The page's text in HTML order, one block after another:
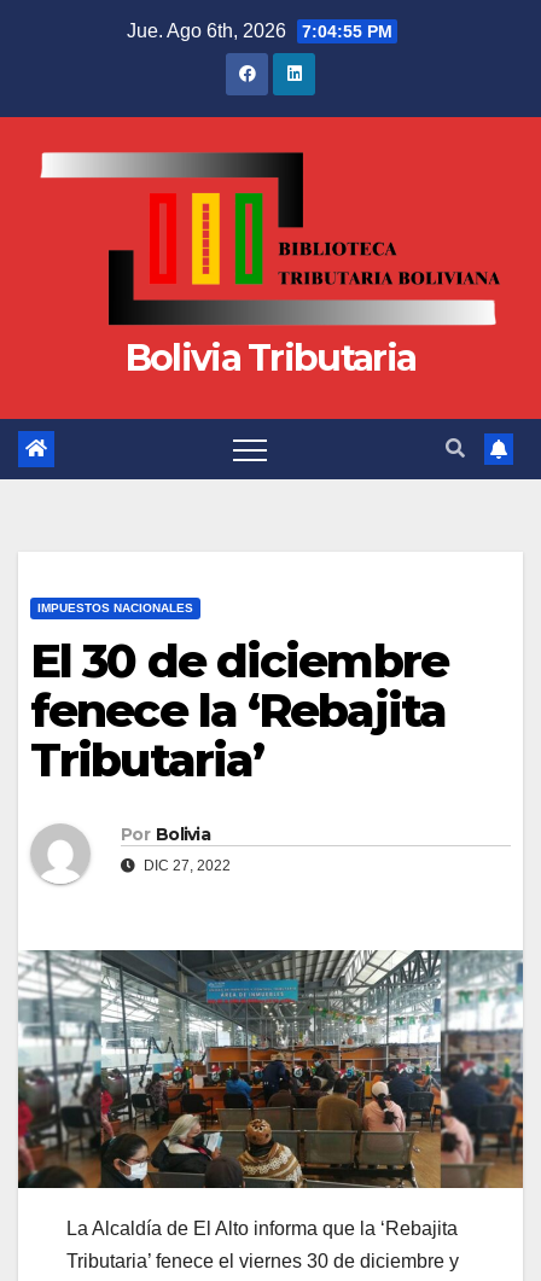
Jue. Ago 6th, 2026 7:04:56 PM
Bolivia Tributaria
IMPUESTOS NACIONALES
El 30 de diciembre
fenece la ‘Rebajita
Tributaria’
Por Bolivia
DIC 27, 2022
La Alcaldía de El Alto informa que la ‘Rebajita
Tributaria’ fenece el viernes 30 de diciembre y